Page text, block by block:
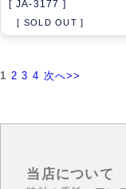
[ JA-3177 ]
[ SOLD OUT ]
1 2 3 4 次へ>>
当店について